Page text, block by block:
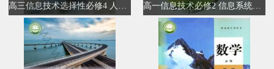
高一信息技术必修2 信息系统与社会(人教中图版)